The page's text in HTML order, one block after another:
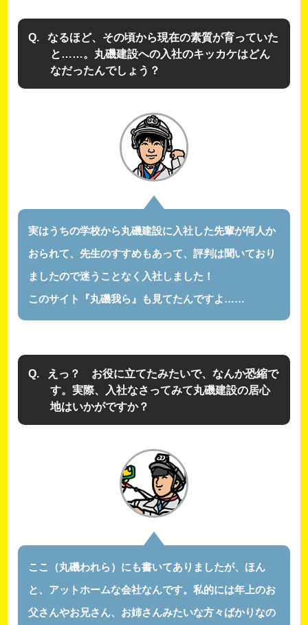
なるほど、その頃から現在の素質が育っていた
と……。丸磯建設への入社のキッカケはどん
なだったんでしょう？
実はうちの学校から丸磯建設に入社した先輩が何人か
おられて、先生のすすめもあって、評判は聞いており
ましたので迷うことなく入社しました！
このサイト『丸磯我ら』も見てたんですよ……
えっ？ お役に立てたみたいで、なんか恐縮で
す。実際、入社なさってみて丸磯建設の居心
地はいかがですか？
ここ（丸磯われら）にも書いてありましたが、ほん
と、アットホームな会社なんです。私的には年上のお
父さんやお兄さん、お姉さんみたいな方々ばかりなの